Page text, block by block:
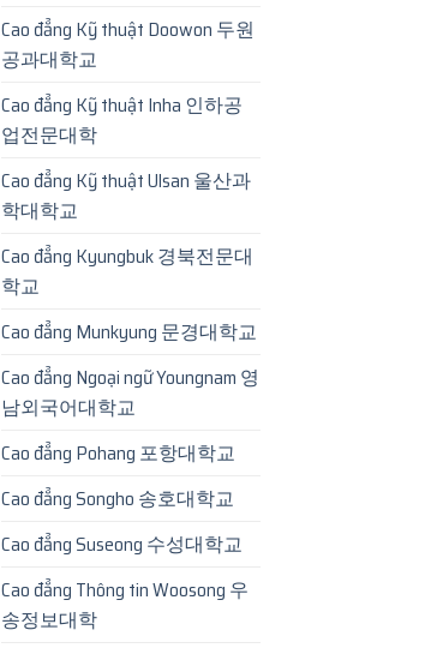
Cao đẳng Kỹ thuật Doowon 두원
공과대학교
Cao đẳng Kỹ thuật Inha 인하공
업전문대학
Cao đẳng Kỹ thuật Ulsan 울산과
학대학교
Cao đẳng Kyungbuk 경북전문대
학교
Cao đẳng Munkyung 문경대학교
Cao đẳng Ngoại ngữ Youngnam 영
남외국어대학교
Cao đẳng Pohang 포항대학교
Cao đẳng Songho 송호대학교
Cao đẳng Suseong 수성대학교
Cao đẳng Thông tin Woosong 우
송정보대학